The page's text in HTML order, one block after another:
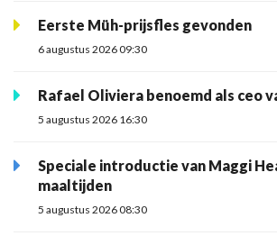
Eerste Müh-prijsfles gevonden
6 augustus 2026 09:30
Rafael Oliviera benoemd als ceo
5 augustus 2026 16:30
Speciale introductie van Maggi
maaltijden
5 augustus 2026 08:30